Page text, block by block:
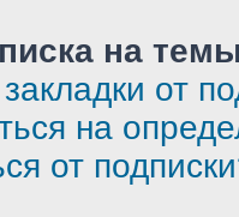
на
от
на
от